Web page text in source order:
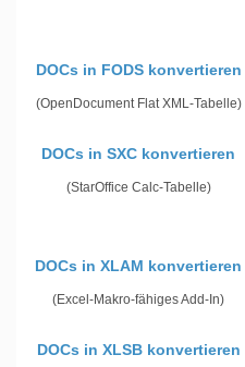
DOCs in FODS konvertieren
(OpenDocument Flat XML-Tabelle)
DOCs in SXC konvertieren
(StarOffice Calc-Tabelle)
DOCs in XLAM konvertieren
(Excel-Makro-fähiges Add-In)
DOCs in XLSB konvertieren